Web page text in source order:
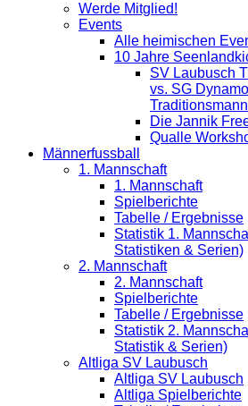
Werde Mitglied!
Events
Alle heimischen
10 Jahre
SV Laubusch
vs. SG
Die Jannik
Qualle
Männerfussball
1. Mannschaft
1. Mannschaft
Spielberichte
Tabelle / Ergebnisse
Statistik 1.
Statistiken & Serien)
2. Mannschaft
2. Mannschaft
Spielberichte
Tabelle / Ergebnisse
Statistik 2.
Statistik & Serien)
Altliga SV Laubusch
Altliga SV Laubusch
Altliga Spielberichte